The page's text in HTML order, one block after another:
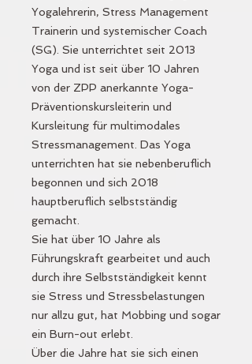
Yogalehrerin, Stress Management
Trainerin und systemischer Coach
(SG). Sie unterrichtet seit 2013
Yoga und ist seit über 10 Jahren
von der ZPP anerkannte Yoga-
Präventionskursleiterin und
Kursleitung für multimodales
Stressmanagement. Das Yoga
unterrichten hat sie nebenberuflich
begonnen und sich 2018
hauptberuflich selbstständig
gemacht.
Sie hat über 10 Jahre als
Führungskraft gearbeitet und auch
durch ihre Selbstständigkeit kennt
sie Stress und Stressbelastungen
nur allzu gut, hat Mobbing und sogar
ein Burn-out erlebt.
Über die Jahre hat sie sich einen